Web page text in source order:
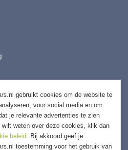
gebruikt cookies om de website te
voor social media en om
je relevante advertenties te zien
wilt weten over deze cookies, klik dan
beleid. Bij akkoord geef je
toestemming voor het gebruik van